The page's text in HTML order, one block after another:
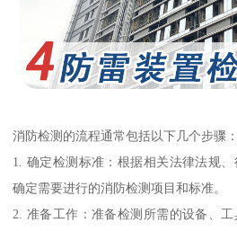
消防检测的流程通常包括以下几个步骤：
1. 确定检测标准：根据相关法律法规
确定需要进行的消防检测项目和标准。
2. 准备工作：准备检测所需的设备、工